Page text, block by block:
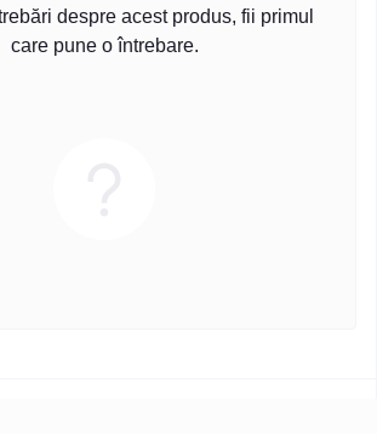
despre acest produs, fii primul
care pune o întrebare.